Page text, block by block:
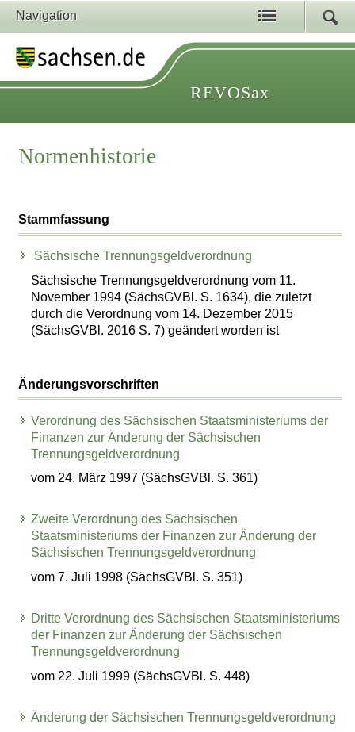
Navigation
REVOSax
Normenhistorie
Stammfassung
Sächsische Trennungsgeldverordnung
Sächsische Trennungsgeldverordnung vom 11.
November 1994 (SächsGVBl. S. 1634), die zuletzt
durch die Verordnung vom 14. Dezember 2015
(SächsGVBl. 2016 S. 7) geändert worden ist
Änderungsvorschriften
Verordnung des Sächsischen Staatsministeriums der
Finanzen zur Änderung der Sächsischen
Trennungsgeldverordnung
vom 24. März 1997 (SächsGVBl. S. 361)
Zweite Verordnung des Sächsischen
Staatsministeriums der Finanzen zur Änderung der
Sächsischen Trennungsgeldverordnung
vom 7. Juli 1998 (SächsGVBl. S. 351)
Dritte Verordnung des Sächsischen Staatsministeriums
der Finanzen zur Änderung der Sächsischen
Trennungsgeldverordnung
vom 22. Juli 1999 (SächsGVBl. S. 448)
Änderung der Sächsischen Trennungsgeldverordnung